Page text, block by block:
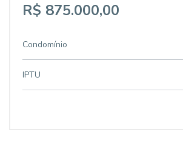
R$ 875.000,00
Condomínio
IPTU